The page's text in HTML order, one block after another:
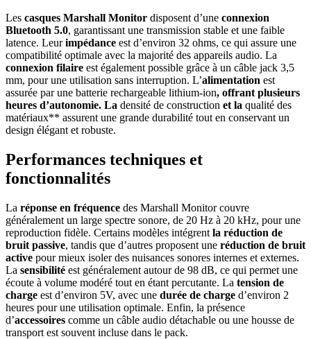
Les casques Marshall Monitor disposent d’une connexion
Bluetooth 5.0, garantissant une transmission stable et une faible
latence. Leurimpédance est d’environ 32 ohms, ce qui assure une
compatibilité optimale avec la majorité des appareils audio. La
connexion filaire est également possible grâce à un câble jack 3,5
mm, pour une utilisation sans interruption. L’alimentation est
assurée par une batterie rechargeable lithium-ion, offrant plusieurs
heures d’autonomie. La densité de construction et la qualité des
matériaux** assurent une grande durabilité tout en conservant un
design élégant et robuste.
Performances techniques et
fonctionnalités
La réponse en fréquence des Marshall Monitor couvre
généralement un large spectre sonore, de 20 Hz à 20 kHz, pour une
reproduction fidèle. Certains modèles intégrent la réduction de
bruit passive, tandis que d’autres proposent une réduction de bruit
active pour mieux isoler des nuisances sonores internes et externes.
La sensibilité est généralement autour de 98 dB, ce qui permet une
écoute à volume modéré tout en étant percutante. La tension de
charge est d’environ 5V, avec une durée de charge d’environ 2
heures pour une utilisation optimale. Enfin, la présence
d’accessoires comme un câble audio détachable ou une housse de
transport est souvent incluse dans le pack.